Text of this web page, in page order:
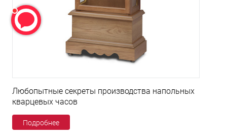
Любопытные секреты производства напольных
кварцевых часов
Подробнее